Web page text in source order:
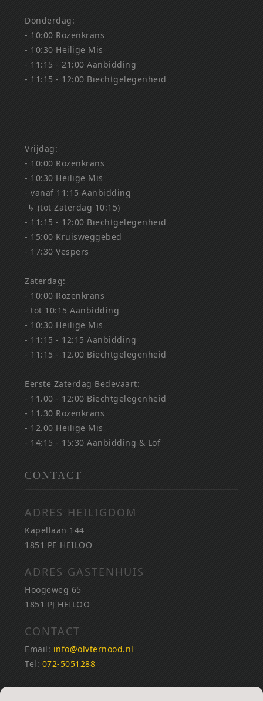
Donderdag:
- 10:00 Rozenkrans
- 10:30 Heilige Mis
- 11:15 - 21:00 Aanbidding
- 11:15 - 12:00 Biechtgelegenheid
Vrijdag:
- 10:00 Rozenkrans
- 10:30 Heilige Mis
- vanaf 11:15 Aanbidding
↳ (tot Zaterdag 10:15)
- 11:15 - 12:00 Biechtgelegenheid
- 15:00 Kruisweggebed
- 17:30 Vespers
Zaterdag:
- 10:00 Rozenkrans
- tot 10:15 Aanbidding
- 10:30 Heilige Mis
- 11:15 - 12:15 Aanbidding
- 11:15 - 12.00 Biechtgelegenheid
Eerste Zaterdag Bedevaart:
- 11.00 - 12:00 Biechtgelegenheid
- 11.30 Rozenkrans
- 12.00 Heilige Mis
- 14:15 - 15:30 Aanbidding & Lof
CONTACT
ADRES HEILIGDOM
Kapellaan 144
1851 PE HEILOO
ADRES GASTENHUIS
Hoogeweg 65
1851 PJ HEILOO
CONTACT
Email: info@olvternood.nl
Tel: 072-5051288
REKENINGNUMMERS